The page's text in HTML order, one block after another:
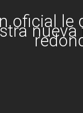
oficial